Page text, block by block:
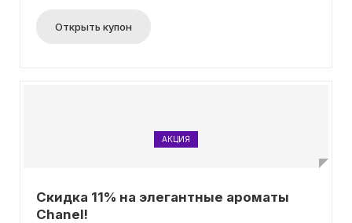
цене!Открыть купон
АКЦИЯ
Скидка 11% на элегантные ароматы
Chanel!